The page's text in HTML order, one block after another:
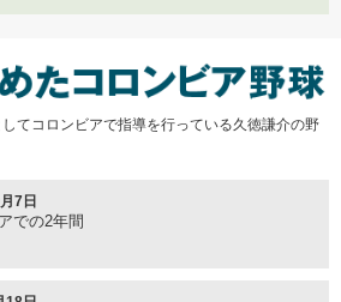
コーチの来日
てコロンビアで指導を行っている久徳謙介の野
7日
での2年間